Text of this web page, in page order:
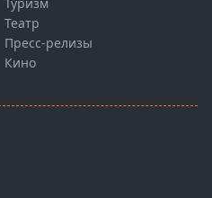
Театр
Пресс-релизы
Кино